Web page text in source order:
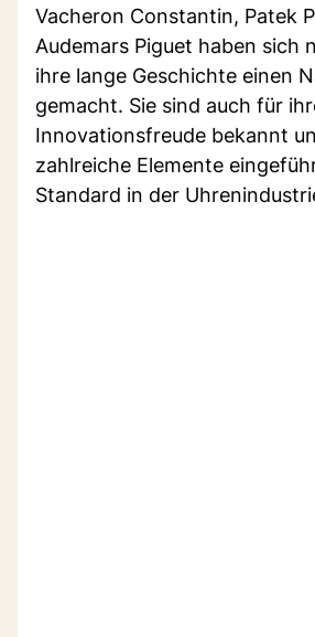
Vacheron Constantin, Patek
Audemars Piguet haben sich
ihre lange Geschichte einen
gemacht. Sie sind auch für
Innovationsfreude bekannt
zahlreiche Elemente
Standard in der